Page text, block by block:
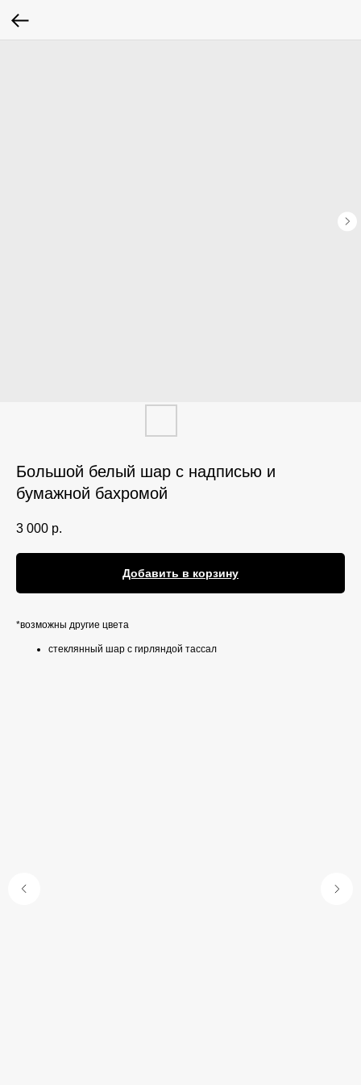
Большой белый шар с надписью и
бумажной бахромой
3 000 р.
Добавить в корзину
*возможны другие цвета
стеклянный шар с гирляндой тассал